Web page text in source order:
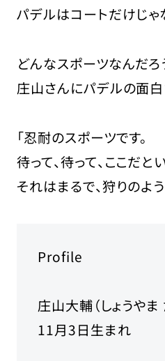
パデルはコートだけじゃ
どんなスポーツなんだろ
庄山さんにパデルの面白
「忍耐のスポーツです。
待って、待って、ここだと
それはまるで、狩りのよう
Profile
庄山大輔（しょうや
11月3日生まれ